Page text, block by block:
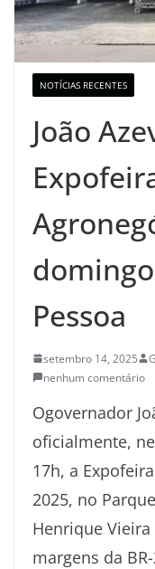
NOTÍCIAS RECENTES
João
Pessoa
setembro 14, 2025
nenhum comentário
Ogovernador
oficialmente,
17h, a
2025, no
Henrique
margens da